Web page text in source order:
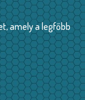
amely a legfőbb